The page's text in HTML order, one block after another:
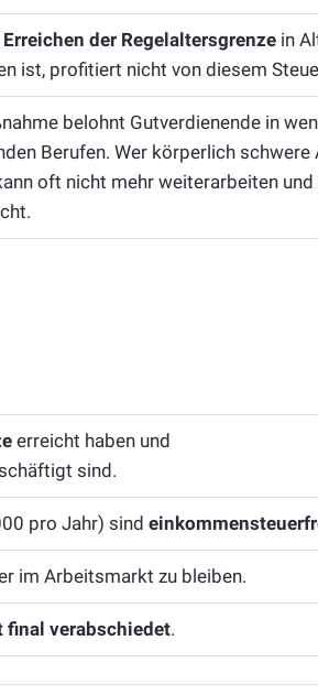
der Regelaltersgrenze in
ist, profitiert nicht von diesem
belohnt Gutverdienende in
Berufen. Wer körperlich schwere
oft nicht mehr weiterarbeiten
erreicht haben und
sind.
pro Jahr) sind
im Arbeitsmarkt zu bleiben.
final verabschiedet.